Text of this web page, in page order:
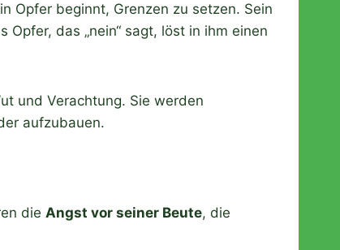
Opfer beginnt, Grenzen zu setzen. Sein
das „nein“ sagt, löst in ihm einen
und Verachtung. Sie werden
aufzubauen.
die Angst vor seiner Beute, die